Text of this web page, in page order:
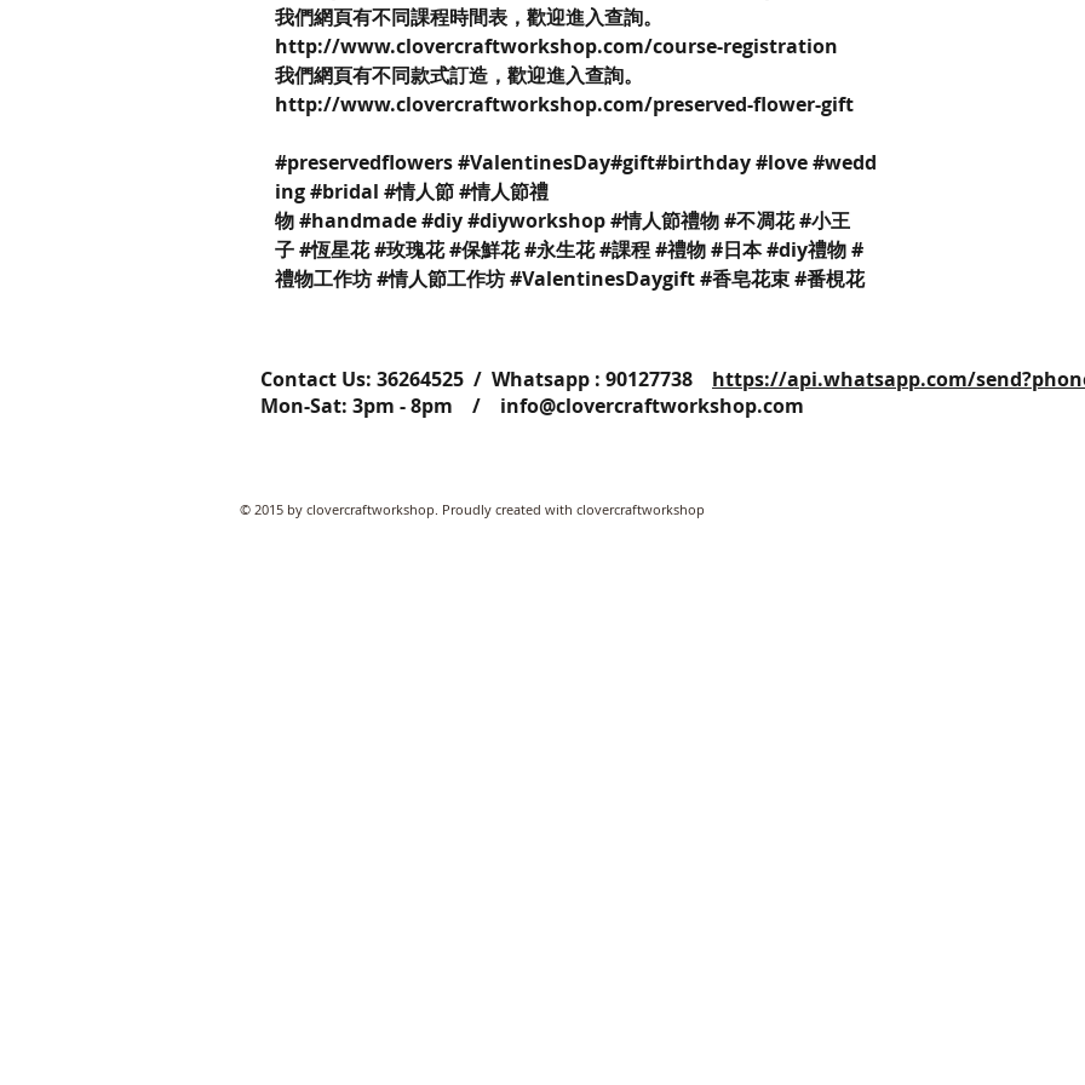
我們網頁有不同課程時間表，歡迎進入查詢。
http://www.clovercraftworkshop.com/course-registration
我們網頁有不同款式訂造，歡迎進入查詢。
http://www.clovercraftworkshop.com/preserved-flower-gift
#preservedflowers #ValentinesDay#gift#birthday #love #wedd
ing #bridal #情人節 #情人節禮
物 #handmade #diy #diyworkshop #情人節禮物 #不凋花 #小王
子 #恆星花 #玫瑰花 #保鮮花 #永生花 #課程 #禮物 #日本 #diy禮物 #
禮物工作坊 #情人節工作坊 #ValentinesDaygift #香皂花束 #番梘花
Contact Us: ​​​​​​​​​​​​​​​​​​​​36264525 / Whatsapp : 90127738 https://api.whatsapp.com/
Mon-Sat: 3pm - 8pm / info@clovercraftworkshop.com
© 2015 by clovercraftworkshop. Proudly created with clovercraftworkshop